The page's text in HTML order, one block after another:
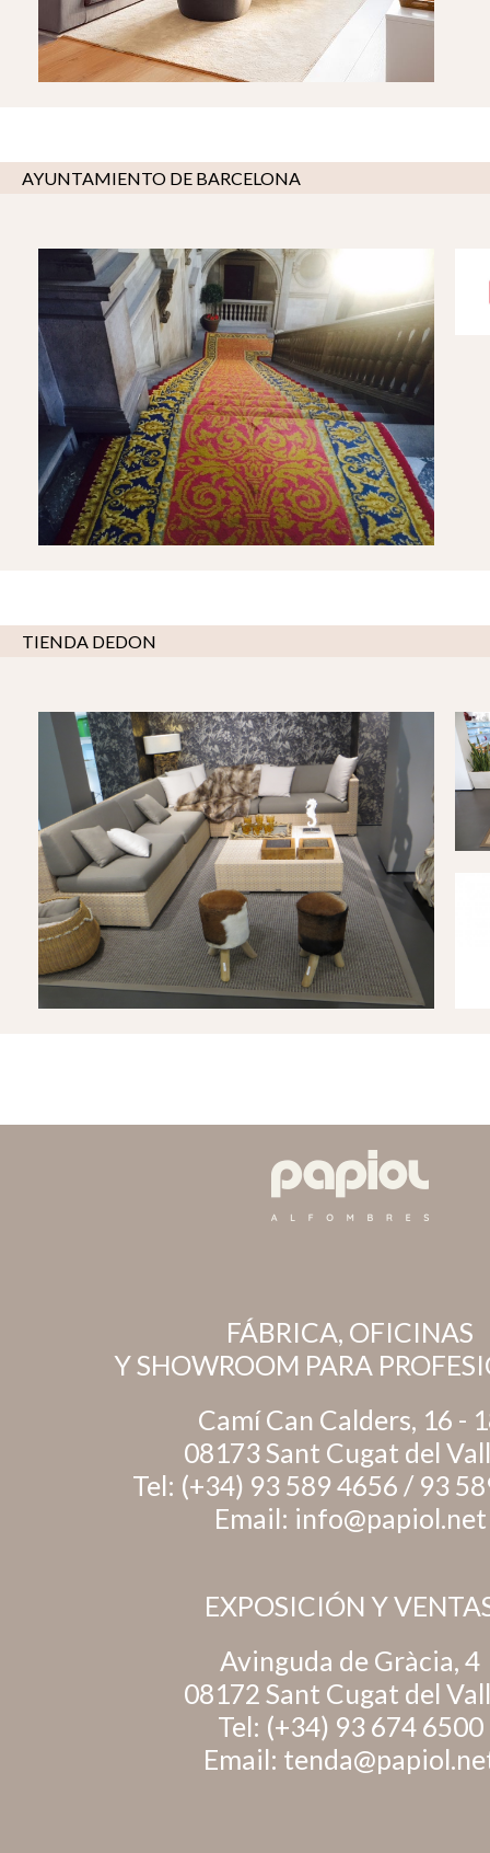
AYUNTAMIENTO DE BARCELONA
TIENDA DEDON
FÁBRICA, OFICINAS
Y SHOWROOM PARA
Camí Can Calders, 16 -
08173 Sant Cugat del
Tel: (+34) 93 589 4656 / 93
Email: info@papiol.net
EXPOSICIÓN Y
Avinguda de Gràcia, 4
08172 Sant Cugat del
Tel: (+34) 93 674 6500
Email: